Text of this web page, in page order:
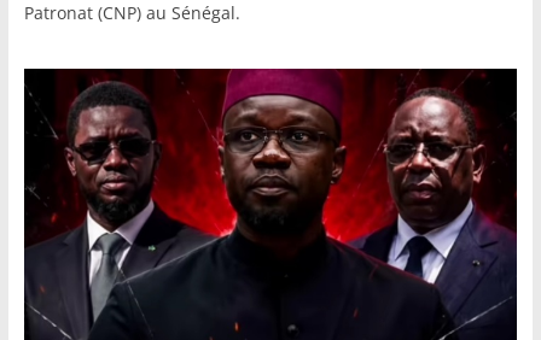
Patronat (CNP) au Sénégal.